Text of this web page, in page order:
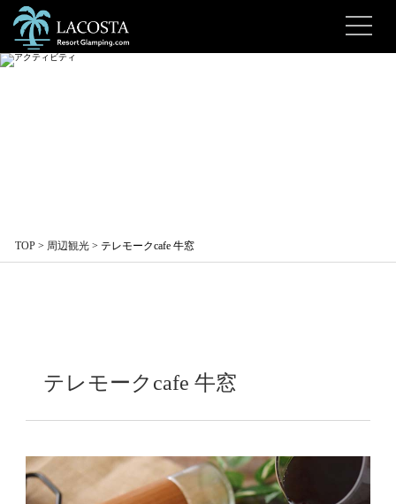
TOP> 周辺観光> テレモークcafe 牛窓
テレモークcafe 牛窓